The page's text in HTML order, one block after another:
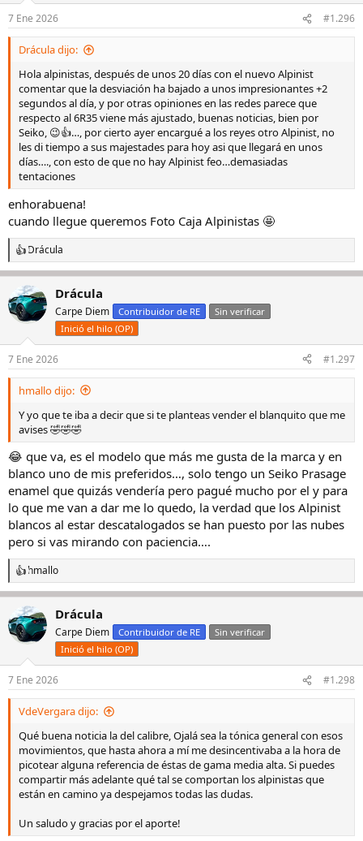
e
s
7 Ene 2026 #1.296
Drácula dijo:
Hola alpinistas, después de unos 20 días con el nuevo Alpinist
comentar que la desviación ha bajado a unos impresionantes +2
segundos al día, y por otras opiniones en las redes parece que
respecto al 6R35 viene más ajustado, buenas noticias, bien por
Seiko, 😉👍…, por cierto ayer encargué a los reyes otro Alpinist, no
les di tiempo a sus majestades para hoy asi que llegará en unos
días…., con esto de que no hay Alpinist feo…demasiadas
tentaciones
enhorabuena!
cuando llegue queremos Foto Caja Alpinistas 🤩
R
e
a
c
c
i
n
e
s
Drácula
Drácula
Carpe Diem Contribuidor de RE
Sin verificar
Inició el hilo (OP)
7 Ene 2026 #1.297
hmallo dijo:
Y yo que te iba a decir que si te planteas vender el blanquito que me
avises 🤣🤣🤣
😂 que va, es el modelo que más me gusta de la marca y en
blanco uno de mis preferidos…, solo tengo un Seiko Prasage
enamel que quizás vendería pero pagué mucho por el y para
lo que me van a dar me lo quedo, la verdad que los Alpinist
blancos al estar descatalogados se han puesto por las nubes
pero si vas mirando con paciencia….
R
e
c
c
i
n
e
s
hmallo
Drácula
Carpe Diem Contribuidor de RE
Sin verificar
Inició el hilo (OP)
7 Ene 2026 #1.298
VdeVergara dijo:
Qué buena noticia la del calibre, Ojalá sea la tónica general con esos
movimientos, que hasta ahora a mí me desincentivaba a la hora de
picotear alguna referencia de éstas de gama media alta. Si puedes
compartir más adelante qué tal se comportan los alpinistas que
están en camino ya despejamos todas las dudas.
Un saludo y gracias por el aporte!